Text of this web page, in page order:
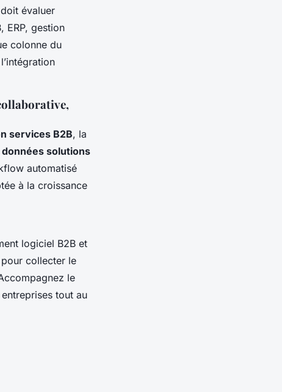
évaluer
ERP, gestion
colonne du
services B2B, la
solutions
automatisé
à la croissance
logiciel B2B et
collecter le
le
tout au